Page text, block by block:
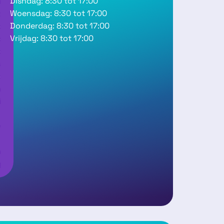
Woensdag: 8:30 tot 17:00
Donderdag: 8:30 tot 17:00
Vrijdag: 8:30 tot 17:00